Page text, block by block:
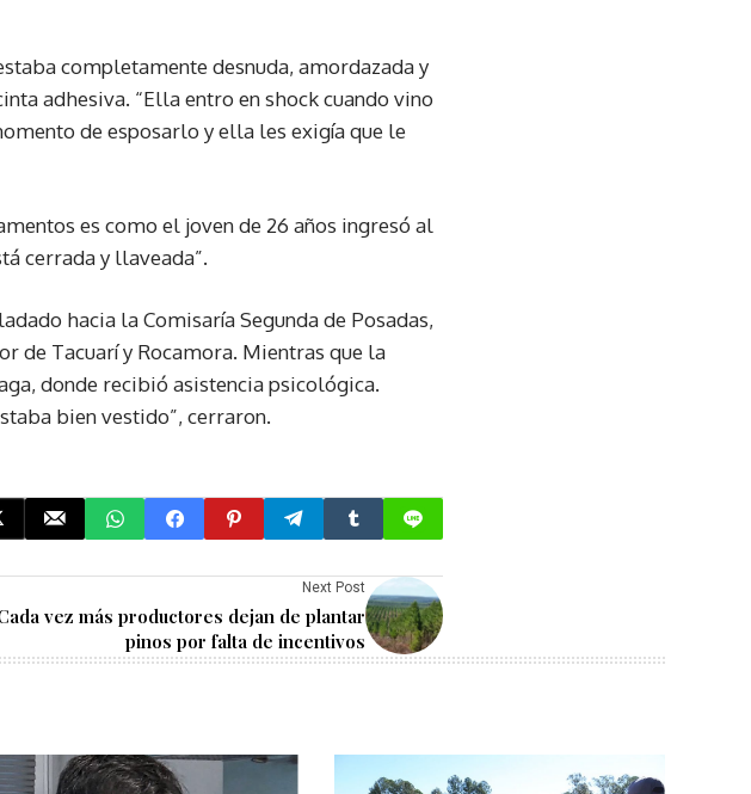
completamente desnuda, amordazada y
adhesiva. “Ella entro en shock cuando vino
de esposarlo y ella les exigía que le
es como el joven de 26 años ingresó al
cerrada y llaveada”.
hacia la Comisaría Segunda de Posadas,
de Tacuarí y Rocamora. Mientras que la
donde recibió asistencia psicológica.
bien vestido”, cerraron.
Next Post
vez más productores dejan de plantar
pinos por falta de incentivos